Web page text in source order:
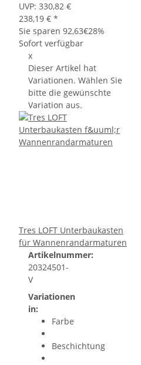
UVP: 330,82 €
238,19 € *
Sie sparen 92,63€28%
Sofort verfügbar
x
Dieser Artikel hat
Variationen. Wählen Sie
bitte die gewünschte
Variation aus.
Tres LOFT Unterbaukasten
für Wannenrandarmaturen
Artikelnummer:
20324501-
V
Variationen
in:
Farbe
Beschichtung